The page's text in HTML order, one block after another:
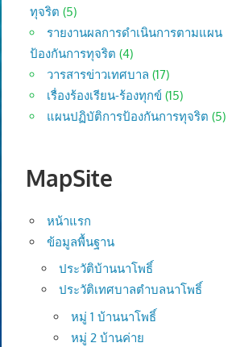
ทุจริต (5)
รายงานผลการดำเนินการตามแผน
ป้องกันการทุจริต (4)
วารสารข่าวเทศบาล (17)
เรื่องร้องเรียน-ร้องทุกข์ (15)
แผนปฏิบัติการป้องกันการทุจริต (5)
MapSite
หน้าแรก
ข้อมูลพื้นฐาน
ประวัติบ้านนาโพธิ์
ประวัติเทศบาลตำบลนาโพธิ์
หมู่ 1 บ้านนาโพธิ์
หมู่ 2 บ้านค่าย